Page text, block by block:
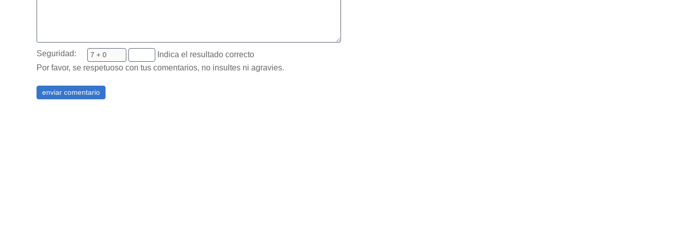
Seguridad:
Indica el resultado correcto
Por favor, se respetuoso con tus comentarios, no insultes ni agravies.